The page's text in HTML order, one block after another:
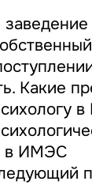
Какие
в ИМЭС